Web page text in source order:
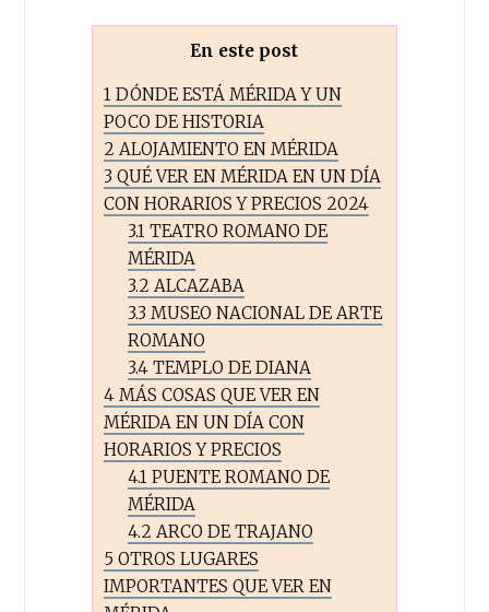
En este post
1 DÓNDE ESTÁ MÉRIDA Y UN
POCO DE HISTORIA
2 ALOJAMIENTO EN MÉRIDA
3 QUÉ VER EN MÉRIDA EN UN DÍA
CON HORARIOS Y PRECIOS 2024
3.1 TEATRO ROMANO DE
MÉRIDA
3.2 ALCAZABA
3.3 MUSEO NACIONAL DE ARTE
ROMANO
3.4 TEMPLO DE DIANA
4MÁS COSAS QUE VER EN
MÉRIDA EN UN DÍA CON
HORARIOS Y PRECIOS
4.1 PUENTE ROMANO DE
MÉRIDA
4.2 ARCO DE TRAJANO
5 OTROS LUGARES
IMPORTANTES QUE VER EN